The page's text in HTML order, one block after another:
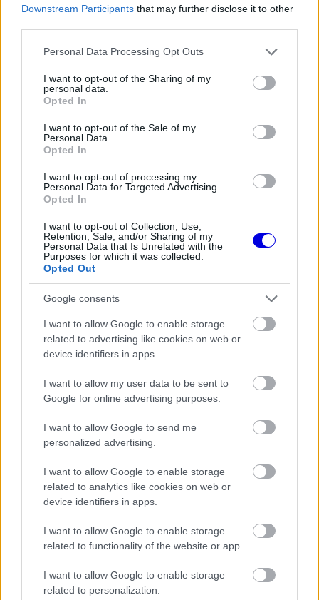
Downstream Participants that may further disclose it to other
Please note that this website/app uses one or more Google
not limited to your visit or usage behaviour. You may click to
grant or deny consent to Google and its third-party tags to
use your data for below specified purposes in below Google
consent section.
Personal Data Processing Opt Outs
I want to opt-out of the Sharing of my
personal data.
Opted In
I want to opt-out of the Sale of my
Personal Data.
Opted In
I want to opt-out of processing my
Personal Data for Targeted Advertising.
Opted In
I want to opt-out of Collection, Use,
Retention, Sale, and/or Sharing of my
Personal Data that Is Unrelated with the
Purposes for which it was collected.
Opted Out
Google consents
I want to allow Google to enable storage
related to advertising like cookies on web or
device identifiers in apps.
I want to allow my user data to be sent to
Google for online advertising purposes.
I want to allow Google to send me
personalized advertising.
I want to allow Google to enable storage
related to analytics like cookies on web or
device identifiers in apps.
I want to allow Google to enable storage
related to functionality of the website or app.
I want to allow Google to enable storage
related to personalization.
A leintést követően Mike Krack csapatfőnök
részletesebb magyarázatot adott a szokatlan
technikai problémára. A szakember elismerte,
hogy a modern Forma–1-es autók aerodinamikai
követelményei miatt a pilóták egyre fekvőbb
testtartást vesznek fel, náluk pedig ez a törekvés
most visszaütött.
EZEKET IS AJÁNLJUK
FORMA-1
Kimi Räikkönen, akinek több
nyernie a McLarennel
FORMA-1
Rendkívül okos döntést hozott az
FORMA-1
Mélypontról mentené meg F1-es
projektjét a Honda a sokkoló
szezonkezdés után
„Ezekkel az autókkal megpróbálunk a lehető
legalacsonyabbra kerülni. Ha megnézzük a